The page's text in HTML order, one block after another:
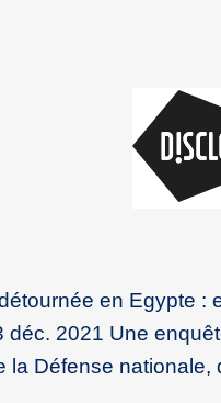
en Egypte
déc. 2021 Une
la Défense